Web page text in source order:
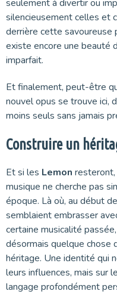
seulement à divertir ou
silencieusement celles et
derrière cette savoureuse
existe encore une beauté
imparfait.
Et finalement, peut-être
nouvel opus se trouve ici,
moins seuls sans jamais
Construire un
Et si les Lemon resteront,
musique ne cherche pas
époque. Là où, au début
semblaient embrasser
certaine musicalité
désormais quelque chose
héritage. Une identité qui
leurs influences, mais sur
langage profondément